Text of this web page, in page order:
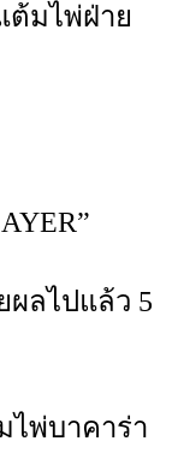
ต้มไพ่ฝ่าย
ผลไปแล้ว 5
ไพ่บาคาร่า